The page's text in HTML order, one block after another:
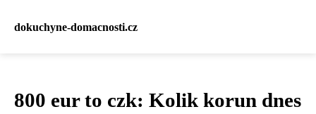
dokuchyne-domacnosti.cz
800 eur to czk: Kolik korun dnes